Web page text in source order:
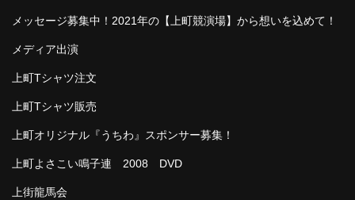
メッセージ募集中！2021年の【上町競演場】から想いを込めて！
メディア出演
上町Tシャツ注文
上町Tシャツ販売
上町オリジナル『うちわ』スポンサー募集！
上町よさこい鳴子連 2008 DVD
上街龍馬会